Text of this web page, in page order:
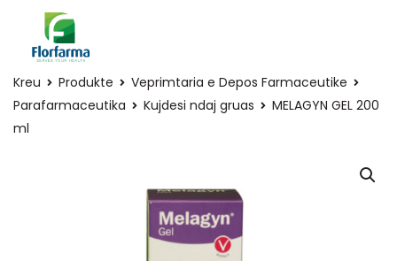
Kreu Produkte
Veprimtaria e Depos Farmaceutike
Parafarmaceutika
Kujdesi ndaj gruas
MELAGYN GEL 200
ml